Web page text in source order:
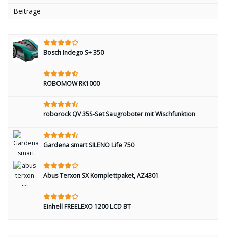
Beiträge
Bosch Indego S+ 350
ROBOMOW RK1000
roborock QV 35S-Set Saugroboter mit Wischfunktion
Gardena smart SILENO Life 750
Abus Terxon SX Komplettpaket, AZ4301
Einhell FREELEXO 1200 LCD BT